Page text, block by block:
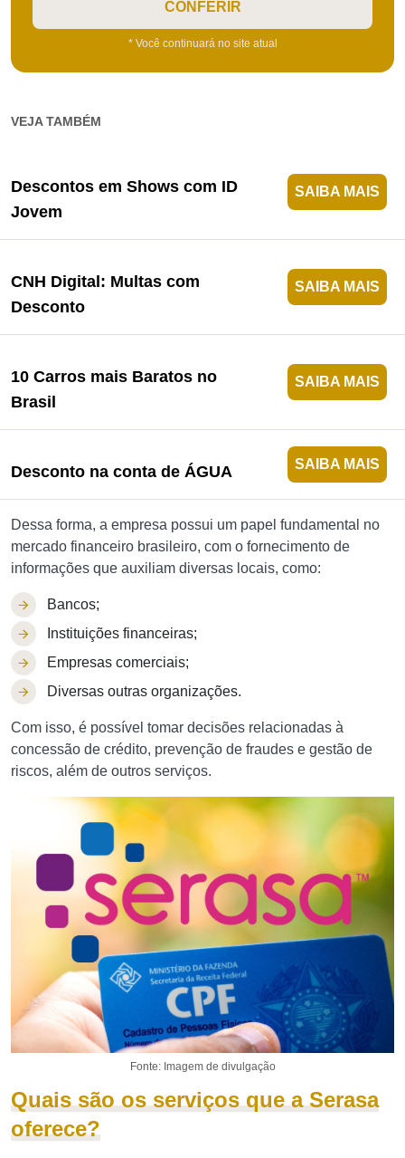
CONFERIR
* Você continuará no site atual
VEJA TAMBÉM
Descontos em Shows com ID
Jovem
SAIBA MAIS
CNH Digital: Multas com
Desconto
SAIBA MAIS
10 Carros mais Baratos no
Brasil
SAIBA MAIS
Desconto na conta de ÁGUA SAIBA MAIS
Dessa forma, a empresa possui um papel fundamental no
mercado financeiro brasileiro, com o fornecimento de
informações que auxiliam diversas locais, como:
Bancos;
Instituições financeiras;
Empresas comerciais;
Diversas outras organizações.
Com isso, é possível tomar decisões relacionadas à
concessão de crédito, prevenção de fraudes e gestão de
riscos, além de outros serviços.
Fonte: Imagem de divulgação
Quais são os serviços que a Serasa
oferece?